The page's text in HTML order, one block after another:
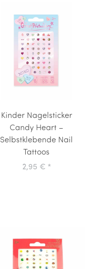
Kinder Nagelsticker
Candy Heart –
Selbstklebende Nail
Tattoos
2,95 € *